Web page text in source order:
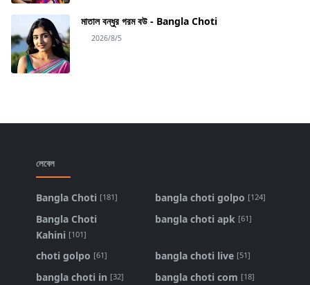
মাতাল বন্ধুর গরম বউ - Bangla Choti
2026/8/5
লেবেল
Bangla Choti [181] bangla choti golpo [124]
Bangla Choti
Kahini [101]
bangla choti apk [61]
choti golpo [61] bangla choti live [51]
bangla choti in [32] bangla choti com [18]